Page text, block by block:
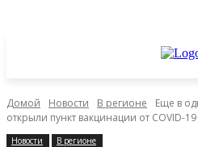
Домой Новости В регионе
Еще в
открыли пункт вакцинации от COVID-19
Новости В регионе